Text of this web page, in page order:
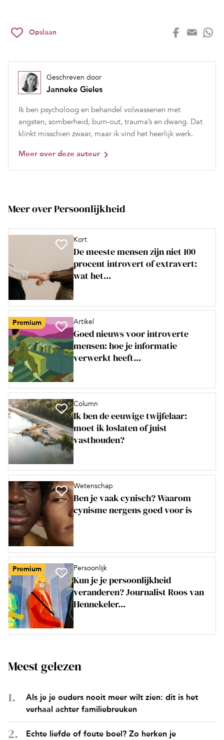
Opslaan
Geschreven door
Janneke Gieles
Ik ben psycholoog en behandel volwassenen met
angsten, somberheid, burn-out, trauma’s en dwang. Dat
klinkt misschien zwaar, maar ik vind het heerlijk werk.
Meer over deze auteur
Meer over Persoonlijkheid
Kort
De meeste mensen zijn niet 100
procent introvert of extravert:
wat het...
Premium Artikel
Goed nieuws voor introverte
mensen: hoe je informatie
verwerkt heeft...
Column
Ik ben de eeuwige twijfelaar:
moet ik loslaten of juist
vasthouden?
Wetenschap
Ben je vaak cynisch? Waarom
cynisme nergens goed voor is
Premium Persoonlijk
Kun je je persoonlijkheid
veranderen? Journalist Roos van
Hennekeler...
Meest gelezen
Als je je ouders nooit meer wilt zien: dit is het
verhaal achter familiebreuken
Echte liefde of foute boel? Zo herken je